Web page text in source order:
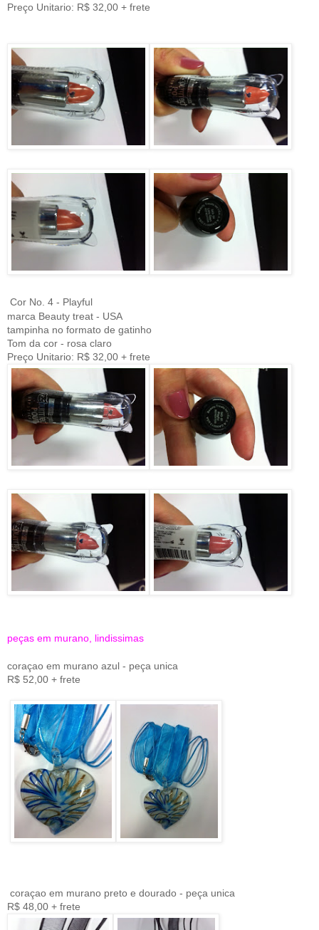
Preço Unitario: R$ 32,00 + frete
Cor No. 4 - Playful
marca Beauty treat - USA
tampinha no formato de gatinho
Tom da cor - rosa claro
Preço Unitario: R$ 32,00 + frete
peças em murano, lindissimas
coraçao em murano azul - peça unica
R$ 52,00 + frete
coraçao em murano preto e dourado - peça unica
R$ 48,00 + frete